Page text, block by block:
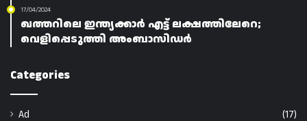
17/04/2024
ഖത്തറിലെ ഇന്ത്യക്കാർ എട്ട് ലക്ഷത്തിലേറെ;
വെളിപ്പെടുത്തി അംബാസിഡർ
Categories
Ad
(17)